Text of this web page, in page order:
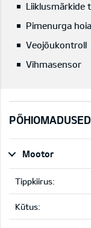
Liiklusmärkide
Pimenurga
Veojõukontroll
Vihmasensor
PÕHIOMADUSED
Mootor
Tippkiirus:
Kütus: